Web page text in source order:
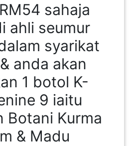
sahaja
ahli seumur
syarikat
anda akan
1 botol K-
9 iaitu
Botani Kurma
& Madu